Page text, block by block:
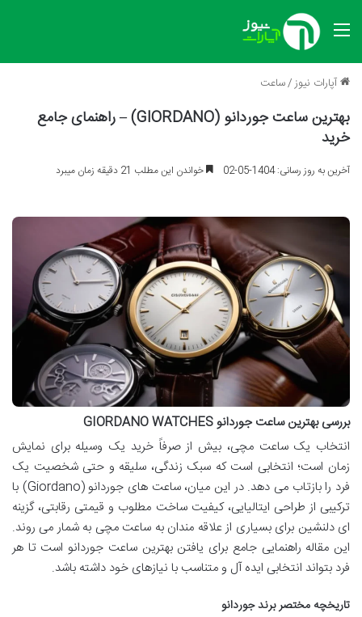
منو
آپارات نیوز/ساعت
بهترین ساعت جوردانو (GIORDANO) – راهنمای جامع
خرید
آخرین به روز رسانی: 1404-05-02 خواندن این مطلب 21 دقیقه زمان میبرد
بررسی بهترین ساعت جوردانو GIORDANO WATCHES
انتخاب یک ساعت مچی، بیش از صرفاً خرید یک وسیله برای نمایش
زمان است؛ انتخابی است که سبک زندگی، سلیقه و حتی شخصیت یک
فرد را بازتاب می دهد. در این میان، ساعت های جوردانو (Giordano) با
ترکیبی از طراحی ایتالیایی، کیفیت ساخت مطلوب و قیمتی رقابتی، گزینه
ای دلنشین برای بسیاری از علاقه مندان به ساعت مچی به شمار می روند.
این مقاله راهنمایی جامع برای یافتن بهترین ساعت جوردانو است تا هر
فرد بتواند انتخابی ایده آل و متناسب با نیازهای خود داشته باشد.
تاریخچه مختصر برند جوردانو